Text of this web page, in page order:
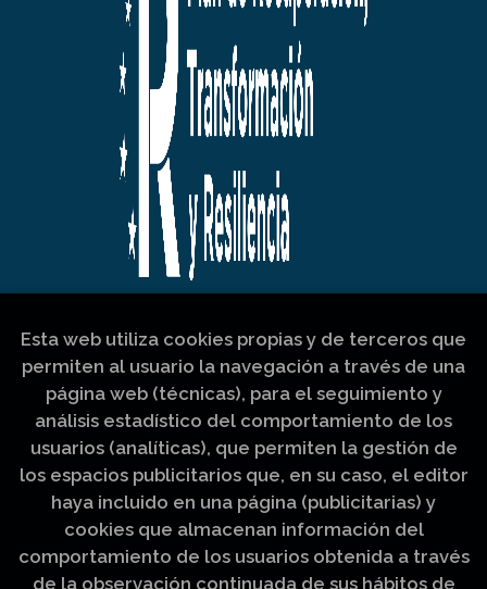
Esta web utiliza cookies propias y de terceros que
permiten al usuario la navegación a través de una
página web (técnicas), para el seguimiento y
análisis estadístico del comportamiento de los
usuarios (analíticas), que permiten la gestión de
los espacios publicitarios que, en su caso, el editor
haya incluido en una página (publicitarias) y
cookies que almacenan información del
comportamiento de los usuarios obtenida a través
de la observación continuada de sus hábitos de